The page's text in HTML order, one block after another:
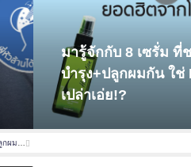
ว Pantip นิยมใช้
Hair Serum หรือ
กผม